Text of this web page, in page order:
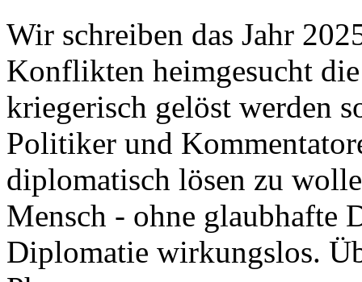
Wir schreiben das Jahr
Konflikten heimgesucht
kriegerisch gelöst werden
Politiker und
diplomatisch lösen zu
Mensch - ohne glaubhafte
Diplomatie wirkungslos.